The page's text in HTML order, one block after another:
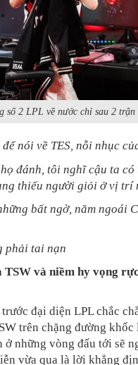
số 2 LPL về nước chỉ sau 2 trận
nói về TES, nỗi nhục
đánh, tôi nghĩ cậu ta có
thiếu người giỏi ở vị trí
bất ngờ, năm ngoái
phải tai nạn
và niềm hy vọng
đại diện LPL chắc
trên chặng đường
những vòng đấu tới sẽ
vừa qua là lời khẳng